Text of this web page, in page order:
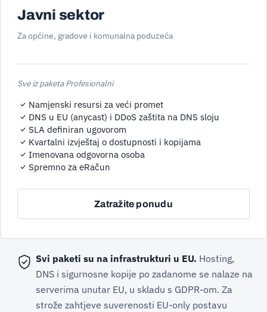
Javni sektor
Za općine, gradove i komunalna poduzeća
Sve iz paketa Profesionalni
Namjenski resursi za veći promet
DNS u EU (anycast) i DDoS zaštita na DNS sloju
SLA definiran ugovorom
Kvartalni izvještaj o dostupnosti i kopijama
Imenovana odgovorna osoba
Spremno za eRačun
Zatražite ponudu
Svi paketi su na infrastrukturi u EU. Hosting,
DNS i sigurnosne kopije po zadanome se nalaze na
serverima unutar EU, u skladu s GDPR-om. Za
strože zahtjeve suverenosti EU-only postavu